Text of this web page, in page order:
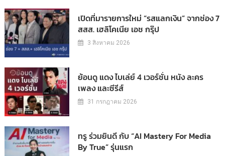
เปิดที่มารายการใหม่ “รสแลกเงิน” จากช่อง 7
สสส. เฮลิโคเนีย เอช กรุ๊ป
3 สิงหาคม 2026
ย้อนดู แดง ไบเล่ย์ 4 เวอร์ชั่น หนัง ละคร
เพลง และซีรีส์
31 กรกฎาคม 2026
ทรู ร่วมยินดี กับ “AI Mastery For Media
By True” รุ่นแรก